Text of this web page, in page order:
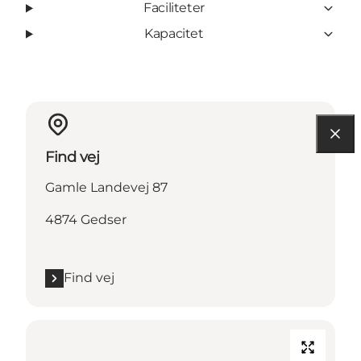
Faciliteter
Kapacitet
Find vej
Gamle Landevej 87
4874 Gedser
Find vej